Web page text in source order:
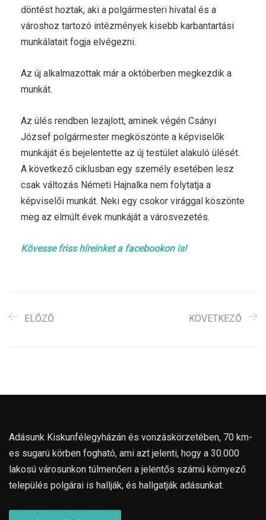
döntést hoztak, aki a polgármesteri hivatal és a
városhoz tartozó intézmények kisebb karbantartási
munkálatait fogja elvégezni.
Az új alkalmazottak már a októberben megkezdik a
munkát.
Az ülés rendben lezajlott, aminek végén Csányi
József polgármester megköszönte a képviselők
munkáját és bejelentette az új testület alakuló ülését.
A következő ciklusban egy személy esetében lesz
csak változás Németi Hajnalka nem folytatja a
képviselői munkát. Neki egy csokor virággal köszönte
meg az elmúlt évek munkáját a városvezetés.
Kövesse friss híreinket a facebookon is!
ELŐZŐ KÖVETKEZŐ
Adásunk Kiskunfélegyházán és vonzáskörzetében, 70 km-
es sugarú körben fogható, ami azt jelenti, hogy a 30.000
lakosú városunkon túlmenően a jelentős számú környező
település polgárai is hallják, és hallgatják adásunkat.